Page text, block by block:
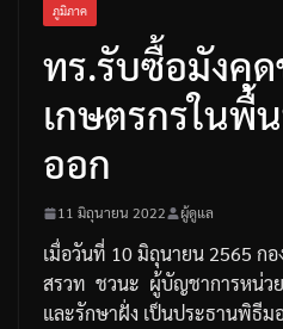
ภูมิภาค
ทร.รับซื้อมังคุด
เกษตรกรในพื้
ออก
11 มิถุนายน 2022 ผู้ดูแล
เมื่อวันที่ 10มิถุนายน 2565 กอ
สรวท ชวนะ ผู้บัญชาการหน่ว
และรักษาฝั่ง เป็นประธานพิธีม